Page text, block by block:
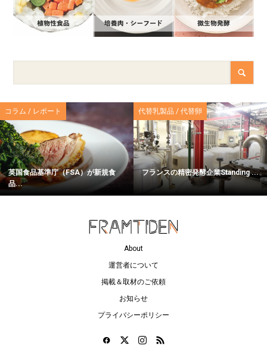
コラム / レポート
英国食品基準庁（FSA）が新規食
品...
代替乳製品 / 代替卵
フランスの精密発酵企業Standing ...
About
運営者について
掲載＆取材のご依頼
お知らせ
プライバシーポリシー